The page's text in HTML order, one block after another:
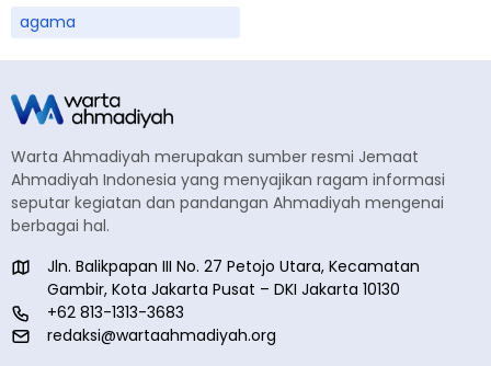
agama
Warta Ahmadiyah merupakan sumber resmi Jemaat
Ahmadiyah Indonesia yang menyajikan ragam informasi
seputar kegiatan dan pandangan Ahmadiyah mengenai
berbagai hal.
Jln. Balikpapan III No. 27 Petojo Utara, Kecamatan
Gambir, Kota Jakarta Pusat – DKI Jakarta 10130
+62 813-1313-3683
redaksi@wartaahmadiyah.org